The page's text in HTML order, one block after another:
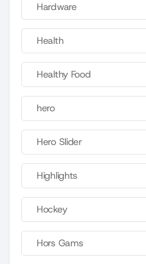
Hardware
Health
Healthy Food
hero
Hero Slider
Highlights
Hockey
Hors Gams